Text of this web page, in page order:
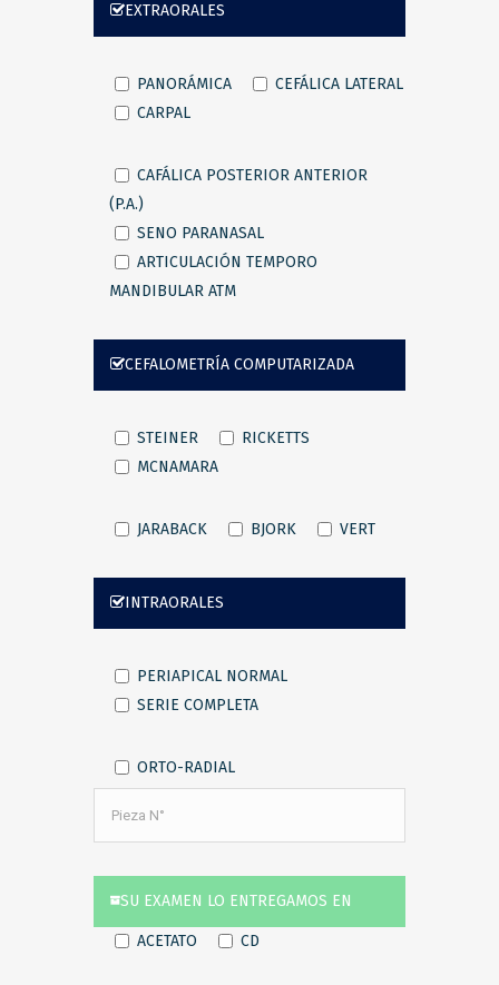
EXTRAORALES
PANORÁMICA
CEFÁLICA LATERAL
CARPAL
CAFÁLICA POSTERIOR ANTERIOR
(P.A.)
SENO PARANASAL
ARTICULACIÓN TEMPORO
MANDIBULAR ATM
CEFALOMETRÍA COMPUTARIZADA
STEINER
RICKETTS
MCNAMARA
JARABACK BJORK VERT
INTRAORALES
PERIAPICAL NORMAL
SERIE COMPLETA
ORTO-RADIAL
SU EXAMEN LO ENTREGAMOS EN
ACETATO CD